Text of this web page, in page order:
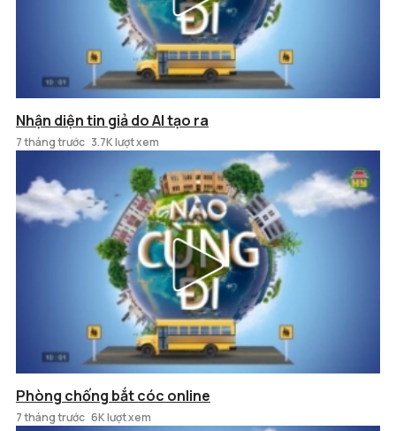
Nhận diện tin giả do AI tạo ra
7 tháng trước 3.7K lượt xem
Phòng chống bắt cóc online
7 tháng trước 6K lượt xem